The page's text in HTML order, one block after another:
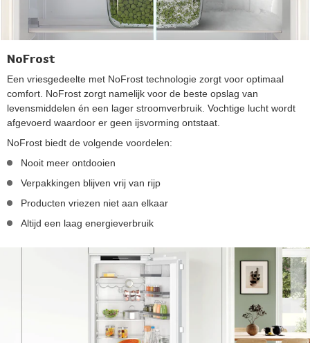
NoFrost
Een vriesgedeelte met NoFrost technologie zorgt voor optimaal
comfort. NoFrost zorgt namelijk voor de beste opslag van
levensmiddelen én een lager stroomverbruik. Vochtige lucht wordt
afgevoerd waardoor er geen ijsvorming ontstaat.
NoFrost biedt de volgende voordelen:
Nooit meer ontdooien
Verpakkingen blijven vrij van rijp
Producten vriezen niet aan elkaar
Altijd een laag energieverbruik